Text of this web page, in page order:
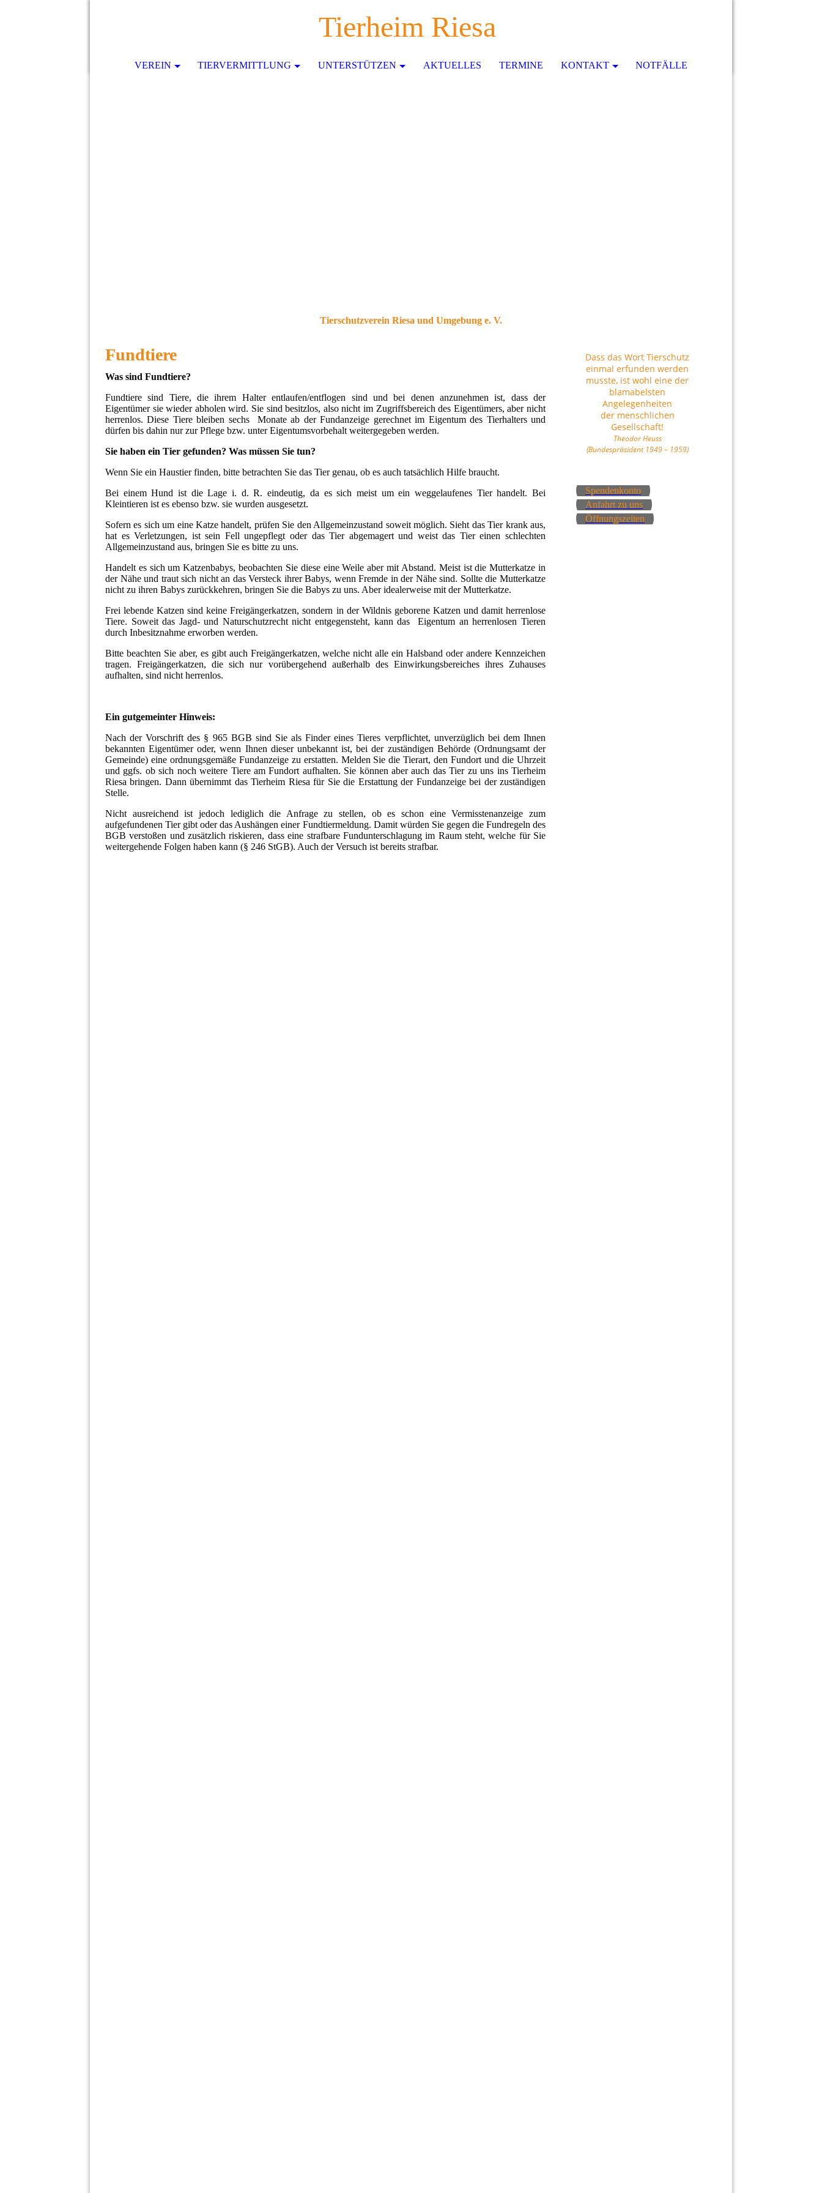
Tierheim Riesa
VEREIN TIERVERMITTLUNG UNTERSTÜTZEN AKTUELLES TERMINE KONTAKT NOTFÄLLE
Tierschutzverein Riesa und Umgebung e. V.
Fundtiere
Was sind Fundtiere?
Fundtiere sind Tiere, die ihrem Halter entlaufen/entflogen sind und bei denen anzunehmen ist, dass der
Eigentümer sie wieder abholen wird. Sie sind besitzlos, also nicht im Zugriffsbereich des Eigentümers, aber nicht
herrenlos. Diese Tiere bleiben sechs Monate ab der Fundanzeige gerechnet im Eigentum des Tierhalters und
dürfen bis dahin nur zur Pflege bzw. unter Eigentumsvorbehalt weitergegeben werden.
Sie haben ein Tier gefunden? Was müssen Sie tun?
Wenn Sie ein Haustier finden, bitte betrachten Sie das Tier genau, ob es auch tatsächlich Hilfe braucht.
Bei einem Hund ist die Lage i. d. R. eindeutig, da es sich meist um ein weggelaufenes Tier handelt. Bei
Kleintieren ist es ebenso bzw. sie wurden ausgesetzt.
Sofern es sich um eine Katze handelt, prüfen Sie den Allgemeinzustand soweit möglich. Sieht das Tier krank aus,
hat es Verletzungen, ist sein Fell ungepflegt oder das Tier abgemagert und weist das Tier einen schlechten
Allgemeinzustand aus, bringen Sie es bitte zu uns.
Handelt es sich um Katzenbabys, beobachten Sie diese eine Weile aber mit Abstand. Meist ist die Mutterkatze in
der Nähe und traut sich nicht an das Versteck ihrer Babys, wenn Fremde in der Nähe sind. Sollte die Mutterkatze
nicht zu ihren Babys zurückkehren, bringen Sie die Babys zu uns. Aber idealerweise mit der Mutterkatze.
Frei lebende Katzen sind keine Freigängerkatzen, sondern in der Wildnis geborene Katzen und damit herrenlose
Tiere. Soweit das Jagd- und Naturschutzrecht nicht entgegensteht, kann das Eigentum an herrenlosen Tieren
durch Inbesitznahme erworben werden.
Bitte beachten Sie aber, es gibt auch Freigängerkatzen, welche nicht alle ein Halsband oder andere Kennzeichen
tragen. Freigängerkatzen, die sich nur vorübergehend außerhalb des Einwirkungsbereiches ihres Zuhauses
aufhalten, sind nicht herrenlos.
Ein gutgemeinter Hinweis:
Nach der Vorschrift des § 965 BGB sind Sie als Finder eines Tieres verpflichtet, unverzüglich bei dem Ihnen
bekannten Eigentümer oder, wenn Ihnen dieser unbekannt ist, bei der zuständigen Behörde (Ordnungsamt der
Gemeinde) eine ordnungsgemäße Fundanzeige zu erstatten. Melden Sie die Tierart, den Fundort und die Uhrzeit
und ggfs. ob sich noch weitere Tiere am Fundort aufhalten. Sie können aber auch das Tier zu uns ins Tierheim
Riesa bringen. Dann übernimmt das Tierheim Riesa für Sie die Erstattung der Fundanzeige bei der zuständigen
Stelle.
Nicht ausreichend ist jedoch lediglich die Anfrage zu stellen, ob es schon eine Vermisstenanzeige zum
aufgefundenen Tier gibt oder das Aushängen einer Fundtiermeldung. Damit würden Sie gegen die Fundregeln des
BGB verstoßen und zusätzlich riskieren, dass eine strafbare Fundunterschlagung im Raum steht, welche für Sie
weitergehende Folgen haben kann (§ 246 StGB). Auch der Versuch ist bereits strafbar.
Dass das Wort Tierschutz
einmal erfunden werden
musste, ist wohl eine der
blamabelsten
Angelegenheiten
der menschlichen
Gesellschaft!
Theodor Heuss
(Bundespräsident 1949 – 1959)
Spendenkonto
Anfahrt zu uns
Öffnungszeiten